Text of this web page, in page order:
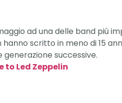
ad una delle band più
scritto in meno di 15
successive.
to Led Zeppelin